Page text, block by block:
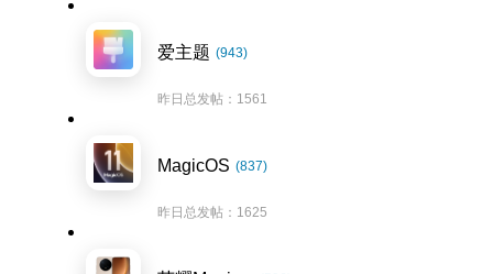
爱主题 (943)
昨日总发帖：1561
MagicOS (837)
昨日总发帖：1625